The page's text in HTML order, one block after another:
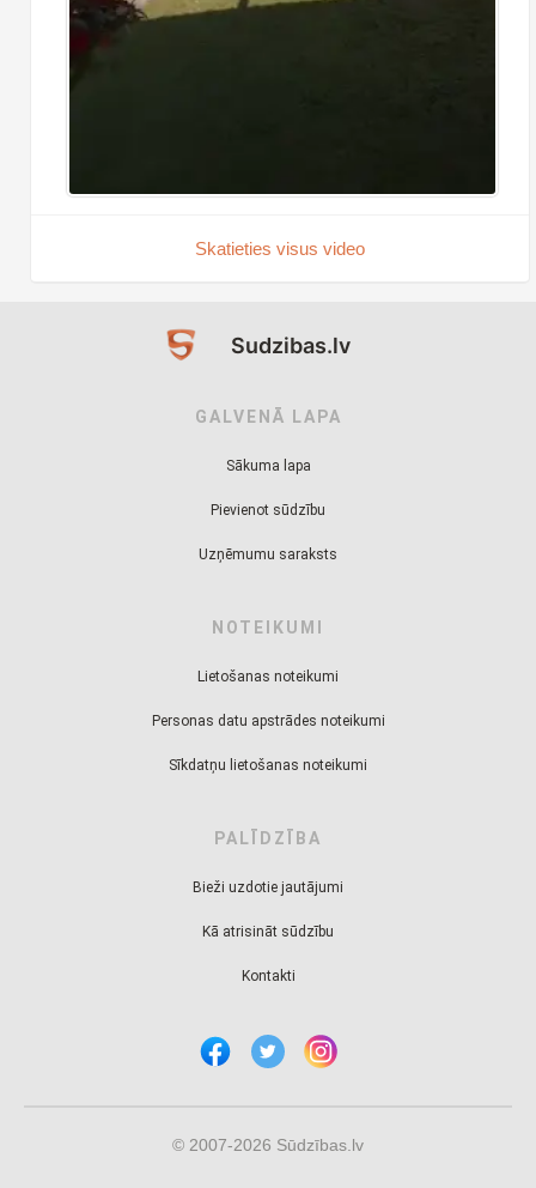
Skatieties visus video
Sudzibas.lv
GALVENĀ LAPA
Sākuma lapa
Pievienot sūdzību
Uzņēmumu saraksts
NOTEIKUMI
Lietošanas noteikumi
Personas datu apstrādes noteikumi
Sīkdatņu lietošanas noteikumi
PALĪDZĪBA
Bieži uzdotie jautājumi
Kā atrisināt sūdzību
Kontakti
© 2007-2026 Sūdzības.lv